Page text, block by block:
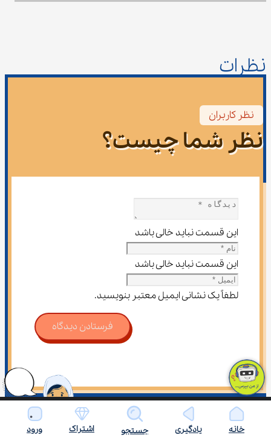
نظرات
نظر کاربران
نظر شما چیست؟
این قسمت نباید خالی باشد
این قسمت نباید خالی باشد
لطفاً یک نشانی ایمیل معتبر بنویسید.
فرستادن دیدگاه
خانه یادگیری جستجو اشتراک ورود